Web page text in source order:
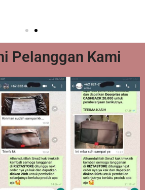
Pelanggan Kami